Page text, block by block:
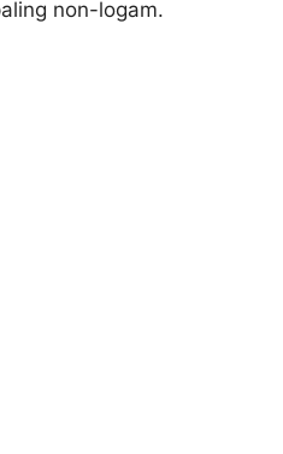
non-logam.